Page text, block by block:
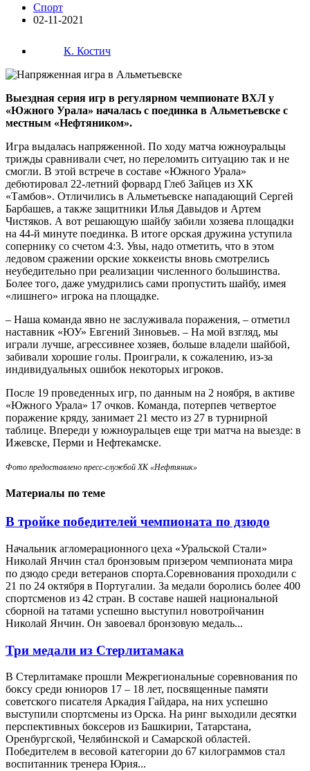
Спорт
02-11-2021
К. Костич
Выездная серия игр в регулярном чемпионате ВХЛ у
«Южного Урала» началась с поединка в Альметьевске с
местным «Нефтяником».
Игра выдалась напряженной. По ходу матча южноуральцы
трижды сравнивали счет, но переломить ситуацию так и не
смогли. В этой встрече в составе «Южного Урала»
дебютировал 22-летний форвард Глеб Зайцев из ХК
«Тамбов». Отличились в Альметьевске нападающий Сергей
Барбашев, а также защитники Илья Давыдов и Артем
Чистяков. А вот решающую шайбу забили хозяева площадки
на 44-й минуте поединка. В итоге орская дружина уступила
сопернику со счетом 4:3. Увы, надо отметить, что в этом
ледовом сражении орские хоккеисты вновь смотрелись
неубедительно при реализации численного большинства.
Более того, даже умудрились сами пропустить шайбу, имея
«лишнего» игрока на площадке.
– Наша команда явно не заслуживала поражения, – отметил
наставник «ЮУ» Евгений Зиновьев. – На мой взгляд, мы
играли лучше, агрессивнее хозяев, больше владели шайбой,
забивали хорошие голы. Проиграли, к сожалению, из-за
индивидуальных ошибок некоторых игроков.
После 19 проведенных игр, по данным на 2 ноября, в активе
«Южного Урала» 17 очков. Команда, потерпев четвертое
поражение кряду, занимает 21 место из 27 в турнирной
таблице. Впереди у южноуральцев еще три матча на выезде: в
Ижевске, Перми и Нефтекамске.
Фото предоставлено пресс-службой ХК «Нефтяник»
Материалы по теме
В тройке победителей чемпионата по дзюдо
Начальник агломерационного цеха «Уральской Стали»
Николай Янчин стал бронзовым призером чемпионата мира
по дзюдо среди ветеранов спорта.Соревнования проходили с
21 по 24 октября в Португалии. За медали боролись более 400
спортсменов из 42 стран. В составе нашей национальной
сборной на татами успешно выступил новотройчанин
Николай Янчин. Он завоевал бронзовую медаль...
Три медали из Стерлитамака
В Стерлитамаке прошли Межрегиональные соревнования по
боксу среди юниоров 17 – 18 лет, посвященные памяти
советского писателя Аркадия Гайдара, на них успешно
выступили спортсмены из Орска. На ринг выходили десятки
перспективных боксеров из Башкирии, Татарстана,
Оренбургской, Челябинской и Самарской областей.
Победителем в весовой категории до 67 килограммов стал
воспитанник тренера Юрия...